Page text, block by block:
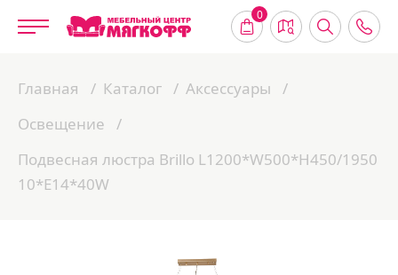
0
Главная Каталог
Аксессуары
Освещение
Подвесная люстра Brillo L1200*W500*H450/1950
10*E14*40W